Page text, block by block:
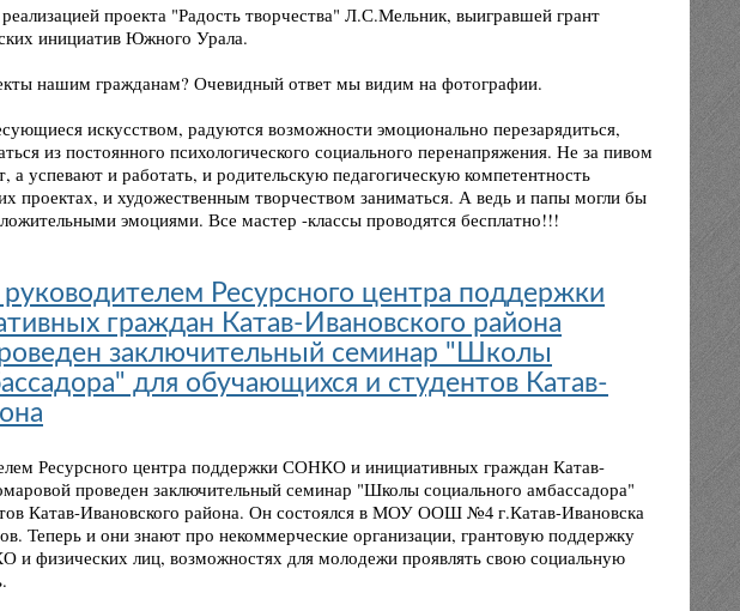
проекта "Радость творчества" Л.С.Мельник, выигравшей грант
инициатив Южного Урала.
нашим гражданам? Очевидный ответ мы видим на фотографии.
искусством, радуются возможности эмоционально перезарядиться,
из постоянного психологического социального перенапряжения. Не за пивом
а успевают и работать, и родительскую педагогическую компетентность
проектах, и художественным творчеством заниматься. А ведь и папы могли бы
эмоциями. Все мастер -классы проводятся бесплатно!!!
руководителем Ресурсного центра поддержки
граждан Катав-Ивановского района
заключительный семинар "Школы
для обучающихся и студентов Катав-
Ресурсного центра поддержки СОНКО и инициативных граждан Катав-
проведен заключительный семинар "Школы социального амбассадора"
Катав-Ивановского района. Он состоялся в МОУ ООШ №4 г.Катав-Ивановска
Теперь и они знают про некоммерческие организации, грантовую поддержку
и физических лиц, возможностях для молодежи проявлять свою социальную